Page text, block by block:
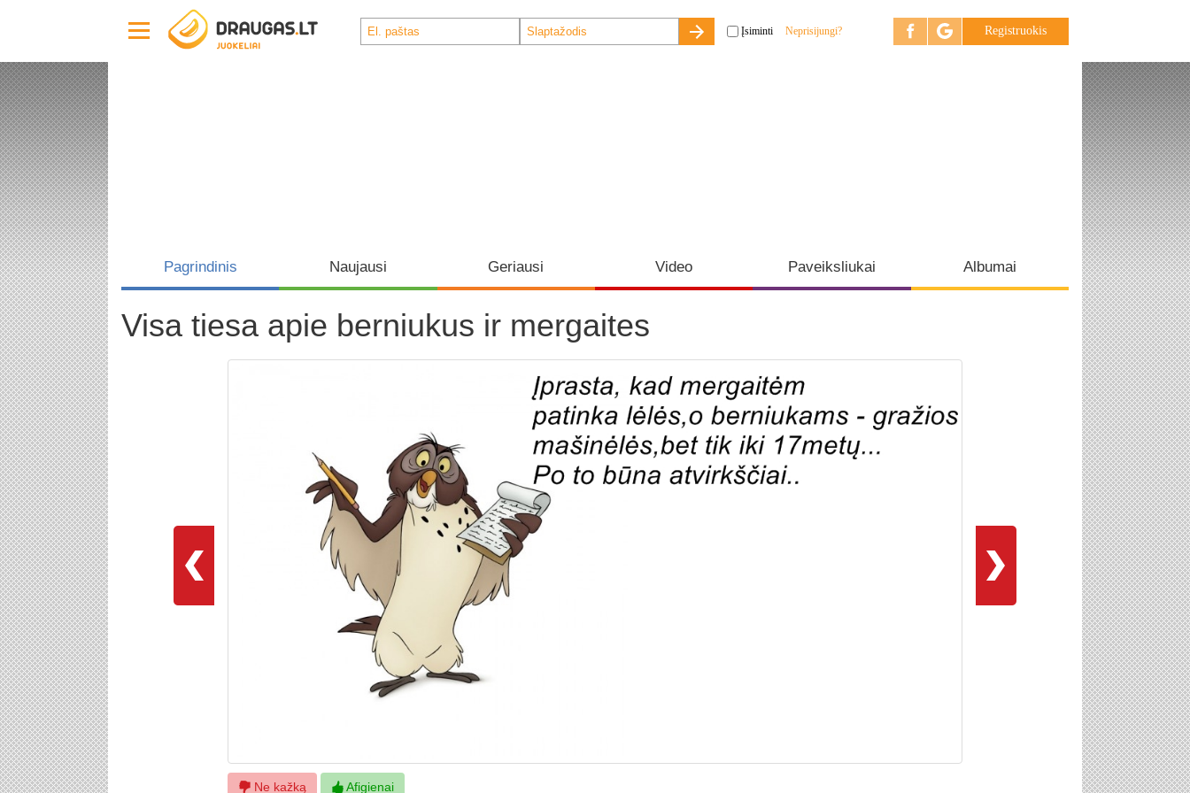
Įsiminti Neprisijungi? Registruokis
Pagrindinis Naujausi Geriausi Video Paveiksliukai Albumai
Visa tiesa apie berniukus ir mergaites
Ne kažką Afigienai